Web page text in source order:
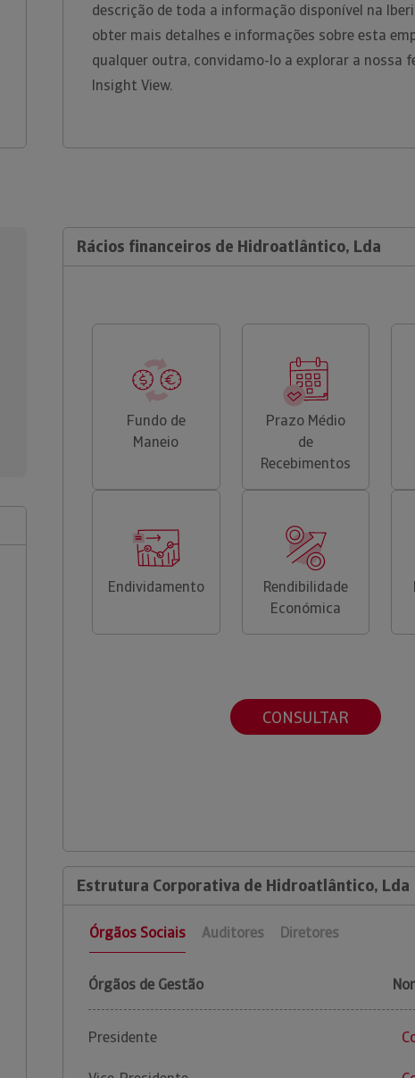
descrição de toda a informação disponível na
obter mais detalhes e informações sobre esta
qualquer outra, convidamo-lo a explorar a nossa
Insight View.
Rácios financeiros de Hidroatlântico, Lda
Fundo de
Maneio
Prazo Médio
de
Recebimentos
Endividamento
Rendibilidade
Económica
CONSULTAR
Estrutura Corporativa de Hidroatlântico, Lda
Órgãos Sociais Auditores Diretores
Órgãos de Gestão
Presidente